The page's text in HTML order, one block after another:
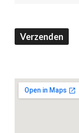
Verzenden